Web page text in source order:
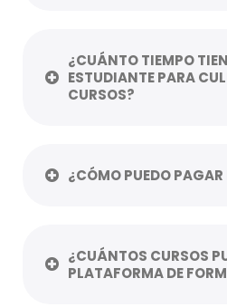
¿CUÁNTO TIEMPO
ESTUDIANTE PARA
CURSOS?
¿CÓMO PUEDO
¿CUÁNTOS CURSOS
PLATAFORMA DE